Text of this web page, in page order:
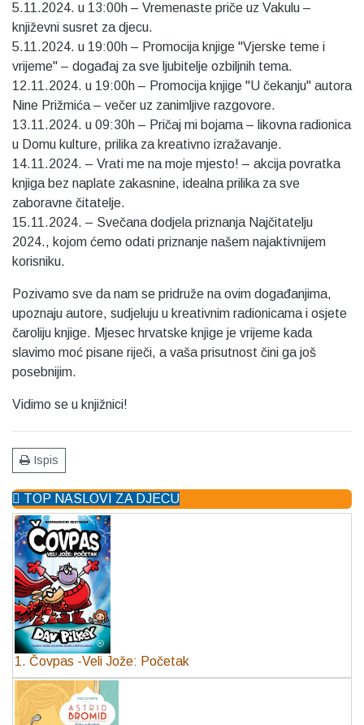
5.11.2024. u 13:00h – Vremenaste priče uz Vakulu –
književni susret za djecu.
5.11.2024. u 19:00h – Promocija knjige "Vjerske teme i
vrijeme" – događaj za sve ljubitelje ozbiljnih tema.
12.11.2024. u 19:00h – Promocija knjige "U čekanju" autora
Nine Prižmića – večer uz zanimljive razgovore.
13.11.2024. u 09:30h – Pričaj mi bojama – likovna radionica
u Domu kulture, prilika za kreativno izražavanje.
14.11.2024. – Vrati me na moje mjesto! – akcija povratka
knjiga bez naplate zakasnine, idealna prilika za sve
zaboravne čitatelje.
15.11.2024. – Svečana dodjela priznanja Najčitatelju
2024., kojom ćemo odati priznanje našem najaktivnijem
korisniku.
Pozivamo sve da nam se pridruže na ovim događanjima,
upoznaju autore, sudjeluju u kreativnim radionicama i osjete
čaroliju knjige. Mjesec hrvatske knjige je vrijeme kada
slavimo moć pisane riječi, a vaša prisutnost čini ga još
posebnijim.
Vidimo se u knjižnici!
Ispis
TOP NASLOVI ZA DJECU
1. Čovpas -Veli Jože: Početak